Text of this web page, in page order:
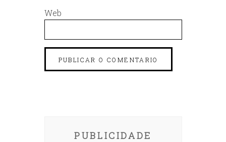
Web
PUBLICIDADE